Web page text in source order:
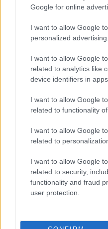
Google for online
I want to allow Google
personalized advertising.
I want to allow Google
related to analytics like
device identifiers in apps.
I want to allow Google
related to functionality
I want to allow Google
related to
I want to allow Google
related to security,
functionality and fraud
user protection.
mAh Li-Po
ez az akkumulátor
egész napot kibír. Ami a
Ezenkívül a 66 W-os
teszi az akkumulátor
százalékra mindössze
attól tartanod, hogy
5. Teljes körű
tekintve a Honor 80